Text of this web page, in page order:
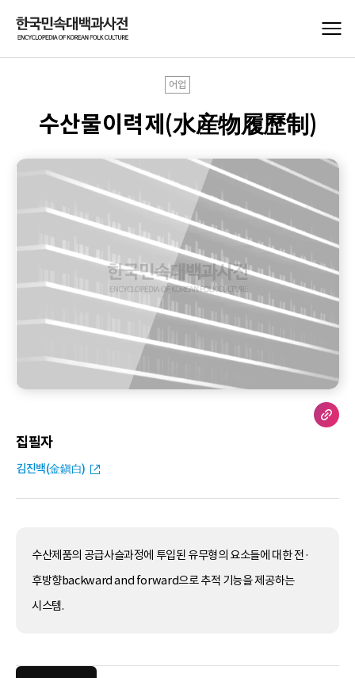
어업
수산물이력제(水産物履歷制)
집필자
김진백(金鎭白)
수산제품의 공급사슬과정에 투입된 유무형의 요소들에 대한 전·
후방향backward and forward으로 추적 기능을 제공하는
시스템.